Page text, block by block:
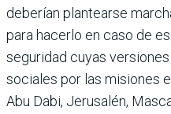
deberían plantearse
para hacerlo en caso de
seguridad cuyas
sociales por las misiones
Abu Dabi, Jerusalén,